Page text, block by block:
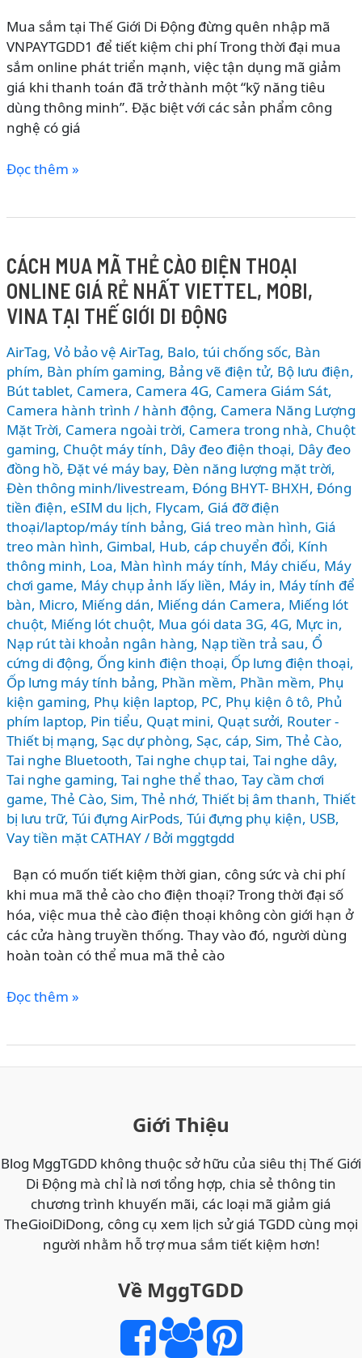
Mua sắm tại Thế Giới Di Động đừng quên nhập mã
VNPAYTGDD1 để tiết kiệm chi phí Trong thời đại mua
sắm online phát triển mạnh, việc tận dụng mã giảm
giá khi thanh toán đã trở thành một “kỹ năng tiêu
dùng thông minh”. Đặc biệt với các sản phẩm công
nghệ có giá
NHẬP
ĐA
150K
KHI
THANH
TOÁN
QUA
VNPAY
–
CÁCH
SĂN
DEAL
CÔNG
NGHỆ
GIÁ
TỐT
NHẤT
Đọc thêm »
CÁCH MUA MÃ THẺ CÀO ĐIỆN THOẠI
ONLINE GIÁ RẺ NHẤT VIETTEL, MOBI,
VINA TẠI THẾ GIỚI DI ĐỘNG
AirTag, Vỏ bảo vệ AirTag, Balo, túi chống sốc, Bàn
phím, Bàn phím gaming, Bảng vẽ điện tử, Bộ lưu điện,
Bút tablet, Camera, Camera 4G, Camera Giám Sát,
Camera hành trình / hành động, Camera Năng Lượng
Mặt Trời, Camera ngoài trời, Camera trong nhà, Chuột
gaming, Chuột máy tính, Dây đeo điện thoại, Dây đeo
đồng hồ, Đặt vé máy bay, Đèn năng lượng mặt trời,
Đèn thông minh/livestream, Đóng BHYT- BHXH, Đóng
tiền điện, eSIM du lịch, Flycam, Giá đỡ điện
thoại/laptop/máy tính bảng, Giá treo màn hình, Giá
treo màn hình, Gimbal, Hub, cáp chuyển đổi, Kính
thông minh, Loa, Màn hình máy tính, Máy chiếu, Máy
chơi game, Máy chụp ảnh lấy liền, Máy in, Máy tính để
bàn, Micro, Miếng dán, Miếng dán Camera, Miếng lót
chuột, Miếng lót chuột, Mua gói data 3G, 4G, Mực in,
Nạp rút tài khoản ngân hàng, Nạp tiền trả sau, Ổ
cứng di động, Ống kinh điện thoại, Ốp lưng điện thoại,
Ốp lưng máy tính bảng, Phần mềm, Phần mềm, Phụ
kiện gaming, Phụ kiện laptop, PC, Phụ kiện ô tô, Phủ
phím laptop, Pin tiểu, Quạt mini, Quạt sưởi, Router -
Thiết bị mạng, Sạc dự phòng, Sạc, cáp, Sim, Thẻ Cào,
Tai nghe Bluetooth, Tai nghe chụp tai, Tai nghe dây,
Tai nghe gaming, Tai nghe thể thao, Tay cầm chơi
game, Thẻ Cào, Sim, Thẻ nhớ, Thiết bị âm thanh, Thiết
bị lưu trữ, Túi đựng AirPods, Túi đựng phụ kiện, USB,
Vay tiền mặt CATHAY/ Bởi mggtgdd
Bạn có muốn tiết kiệm thời gian, công sức và chi phí
khi mua mã thẻ cào cho điện thoại? Trong thời đại số
hóa, việc mua thẻ cào điện thoại không còn giới hạn ở
các cửa hàng truyền thống. Thay vào đó, người dùng
hoàn toàn có thể mua mã thẻ cào
CÁCH
GIÁ
NHẤT
VIETTEL,
MOBI,
Đọc thêm »
Giới Thiệu
Blog MggTGDD không thuộc sở hữu của siêu thị Thế Giới
Di Động mà chỉ là nơi tổng hợp, chia sẻ thông tin
chương trình khuyến mãi, các loại mã giảm giá
TheGioiDiDong, công cụ xem lịch sử giá TGDD cùng mọi
người nhằm hỗ trợ mua sắm tiết kiệm hơn!
Về MggTGDD